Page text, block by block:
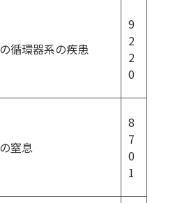
循環器系の疾患
9
2
2
0
窒息
8
7
0
1